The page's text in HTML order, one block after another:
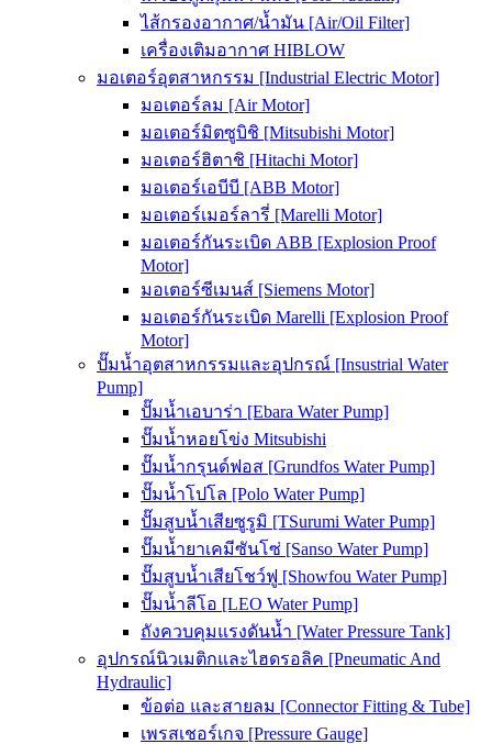
ไส้กรองอากาศ/น้ำมัน [Air/Oil Filter]
เครื่องเติมอากาศ HIBLOW
มอเตอร์อุตสาหกรรม [Industrial Electric Motor]
มอเตอร์ลม [Air Motor]
มอเตอร์มิตซูบิชิ [Mitsubishi Motor]
มอเตอร์ฮิตาชิ [Hitachi Motor]
มอเตอร์เอบีบี [ABB Motor]
มอเตอร์เมอร์ลารี่ [Marelli Motor]
มอเตอร์กันระเบิด ABB [Explosion Proof
Motor]
มอเตอร์ซีเมนส์ [Siemens Motor]
มอเตอร์กันระเบิด Marelli [Explosion Proof
Motor]
ปั๊มน้ำอุตสาหกรรมและอุปกรณ์ [Insustrial Water
Pump]
ปั๊มน้ำเอบาร่า [Ebara Water Pump]
ปั๊มน้ำหอยโข่ง Mitsubishi
ปั๊มน้ำกรุนด์ฟอส [Grundfos Water Pump]
ปั๊มน้ำโปโล [Polo Water Pump]
ปั๊มสูบน้ำเสียซูรูมิ [TSurumi Water Pump]
ปั๊มน้ำยาเคมีซันโซ่ [Sanso Water Pump]
ปั๊มสูบน้ำเสียโชว์ฟู [Showfou Water Pump]
ปั๊มน้ำลีโอ [LEO Water Pump]
ถังควบคุมแรงดันน้ำ [Water Pressure Tank]
อุปกรณ์นิวเมติกและไฮดรอลิค [Pneumatic And
Hydraulic]
ข้อต่อ และสายลม [Connector Fitting & Tube]
เพรสเชอร์เกจ [Pressure Gauge]